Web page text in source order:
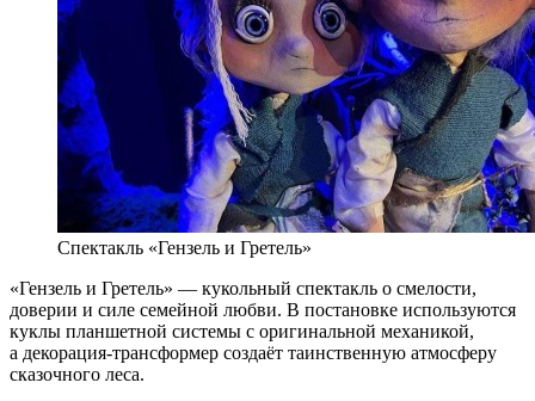
Спектакль «Гензель и Гретель»
«Гензель и Гретель» — кукольный спектакль о смелости,
доверии и силе семейной любви. В постановке используются
куклы планшетной системы с оригинальной механикой,
а декорация-трансформер создаёт таинственную атмосферу
сказочного леса.